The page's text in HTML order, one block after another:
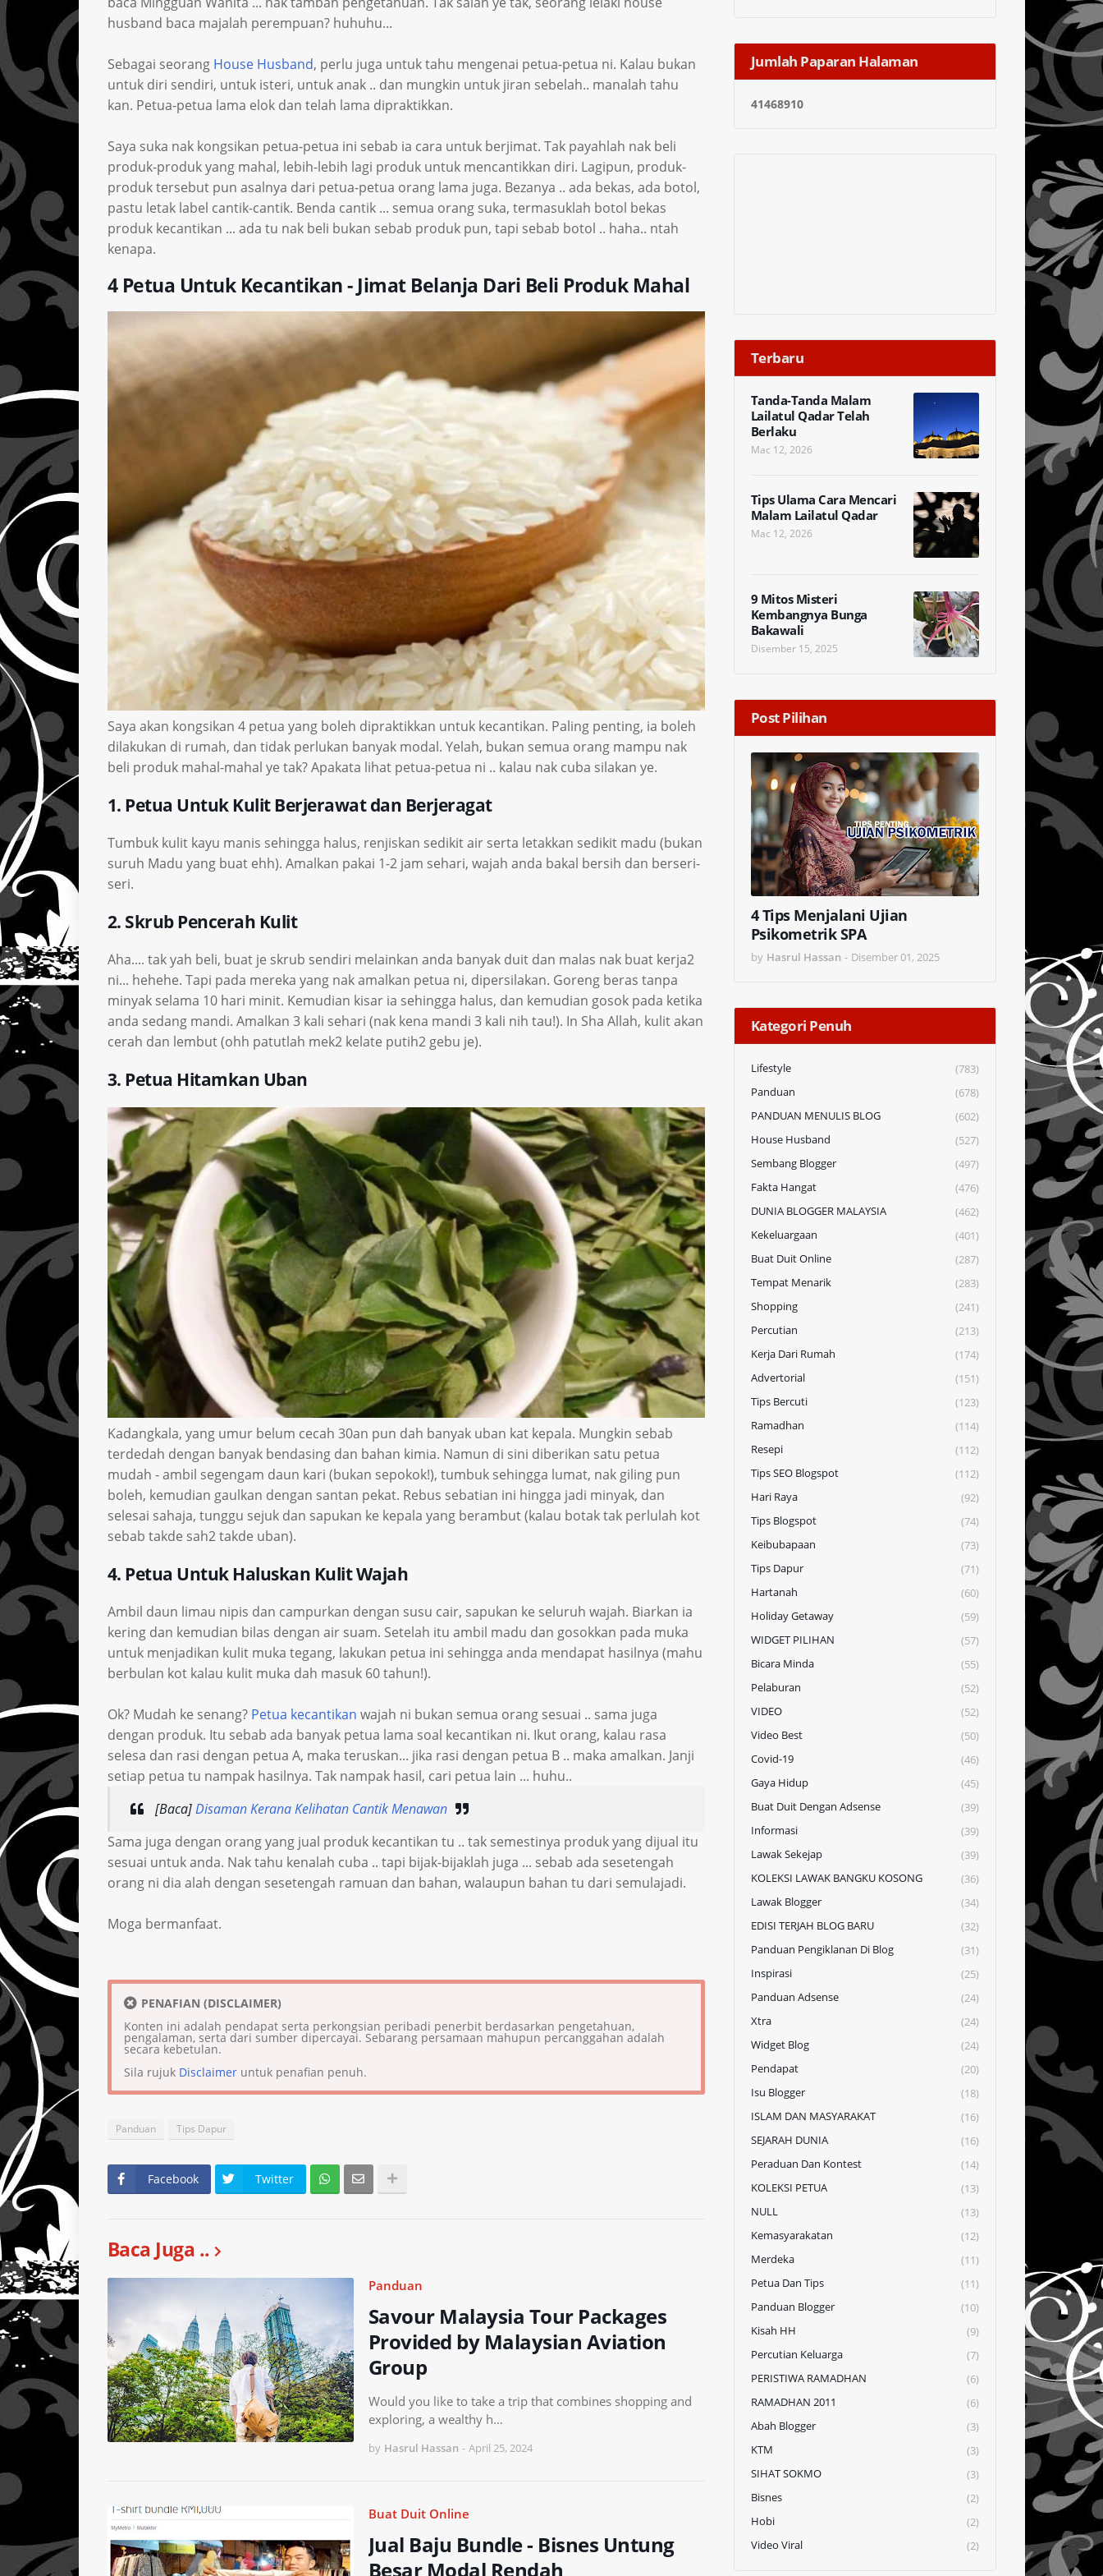
husband baca majalah perempuan? huhuhu...
Sebagai seorang House Husband, perlu juga untuk tahu mengenai petua-petua ni. Kalau bukan
untuk diri sendiri, untuk isteri, untuk anak .. dan mungkin untuk jiran sebelah.. manalah tahu
kan. Petua-petua lama elok dan telah lama dipraktikkan.
Saya suka nak kongsikan petua-petua ini sebab ia cara untuk berjimat. Tak payahlah nak beli
produk-produk yang mahal, lebih-lebih lagi produk untuk mencantikkan diri. Lagipun, produk-
produk tersebut pun asalnya dari petua-petua orang lama juga. Bezanya .. ada bekas, ada botol,
pastu letak label cantik-cantik. Benda cantik ... semua orang suka, termasuklah botol bekas
produk kecantikan ... ada tu nak beli bukan sebab produk pun, tapi sebab botol .. haha.. ntah
kenapa.
4 Petua Untuk Kecantikan - Jimat Belanja Dari Beli Produk Mahal
Saya akan kongsikan 4 petua yang boleh dipraktikkan untuk kecantikan. Paling penting, ia boleh
dilakukan di rumah, dan tidak perlukan banyak modal. Yelah, bukan semua orang mampu nak
beli produk mahal-mahal ye tak? Apakata lihat petua-petua ni .. kalau nak cuba silakan ye.
1. Petua Untuk Kulit Berjerawat dan Berjeragat
Tumbuk kulit kayu manis sehingga halus, renjiskan sedikit air serta letakkan sedikit madu (bukan
suruh Madu yang buat ehh). Amalkan pakai 1-2 jam sehari, wajah anda bakal bersih dan berseri-
seri.
2. Skrub Pencerah Kulit
Aha.... tak yah beli, buat je skrub sendiri melainkan anda banyak duit dan malas nak buat kerja2
ni... hehehe. Tapi pada mereka yang nak amalkan petua ni, dipersilakan. Goreng beras tanpa
minyak selama 10 hari minit. Kemudian kisar ia sehingga halus, dan kemudian gosok pada ketika
anda sedang mandi. Amalkan 3 kali sehari (nak kena mandi 3 kali nih tau!). In Sha Allah, kulit akan
cerah dan lembut (ohh patutlah mek2 kelate putih2 gebu je).
3. Petua Hitamkan Uban
Kadangkala, yang umur belum cecah 30an pun dah banyak uban kat kepala. Mungkin sebab
terdedah dengan banyak bendasing dan bahan kimia. Namun di sini diberikan satu petua
mudah - ambil segengam daun kari (bukan sepokok!), tumbuk sehingga lumat, nak giling pun
boleh, kemudian gaulkan dengan santan pekat. Rebus sebatian ini hingga jadi minyak, dan
selesai sahaja, tunggu sejuk dan sapukan ke kepala yang berambut (kalau botak tak perlulah kot
sebab takde sah2 takde uban).
4. Petua Untuk Haluskan Kulit Wajah
Ambil daun limau nipis dan campurkan dengan susu cair, sapukan ke seluruh wajah. Biarkan ia
kering dan kemudian bilas dengan air suam. Setelah itu ambil madu dan gosokkan pada muka
untuk menjadikan kulit muka tegang, lakukan petua ini sehingga anda mendapat hasilnya (mahu
berbulan kot kalau kulit muka dah masuk 60 tahun!).
Ok? Mudah ke senang? Petua kecantikan wajah ni bukan semua orang sesuai .. sama juga
dengan produk. Itu sebab ada banyak petua lama soal kecantikan ni. Ikut orang, kalau rasa
selesa dan rasi dengan petua A, maka teruskan... jika rasi dengan petua B .. maka amalkan. Janji
setiap petua tu nampak hasilnya. Tak nampak hasil, cari petua lain ... huhu..
[Baca]Disaman Kerana Kelihatan Cantik Menawan
Sama juga dengan orang yang jual produk kecantikan tu .. tak semestinya produk yang dijual itu
sesuai untuk anda. Nak tahu kenalah cuba .. tapi bijak-bijaklah juga ... sebab ada sesetengah
orang ni dia alah dengan sesetengah ramuan dan bahan, walaupun bahan tu dari semulajadi.
Moga bermanfaat.
PENAFIAN (DISCLAIMER)
Konten ini adalah pendapat serta perkongsian peribadi penerbit berdasarkan pengetahuan,
pengalaman, serta dari sumber dipercayai. Sebarang persamaan mahupun percanggahan adalah
secara kebetulan.
Sila rujuk Disclaimeruntuk penafian penuh.
Panduan Tips Dapur
Facebook Twitter
Baca Juga ..
Panduan
Savour Malaysia Tour Packages
Provided by Malaysian Aviation
Group
Would you like to take a trip that combines shopping and
exploring, a wealthy h…
by Hasrul Hassan - April 25, 2024
Buat Duit Online
Jual Baju Bundle - Bisnes Untung
Besar Modal Rendah
Jumlah Paparan Halaman
41468910
Terbaru
Tanda-Tanda Malam
Lailatul Qadar Telah
Berlaku
Mac 12, 2026
Tips Ulama Cara Mencari
Malam Lailatul Qadar
Mac 12, 2026
9 Mitos Misteri
Kembangnya Bunga
Bakawali
Disember 15, 2025
Post Pilihan
4 Tips Menjalani Ujian
Psikometrik SPA
by Hasrul Hassan - Disember 01, 2025
Kategori Penuh
Lifestyle
(783)
Panduan
(678)
PANDUAN MENULIS BLOG
(602)
House Husband
(527)
Sembang Blogger
(497)
Fakta Hangat
(476)
DUNIA BLOGGER MALAYSIA
(462)
Kekeluargaan
(401)
Buat Duit Online
(287)
Tempat Menarik
(283)
Shopping
(241)
Percutian
(213)
Kerja Dari Rumah
(174)
Advertorial
(151)
Tips Bercuti
(123)
Ramadhan
(114)
Resepi
(112)
Tips SEO Blogspot
(112)
Hari Raya
(92)
Tips Blogspot
(74)
Keibubapaan
(73)
Tips Dapur
(71)
Hartanah
(60)
Holiday Getaway
(59)
WIDGET PILIHAN
(57)
Bicara Minda
(55)
Pelaburan
(52)
VIDEO
(52)
Video Best
(50)
Covid-19
(46)
Gaya Hidup
(45)
Buat Duit Dengan Adsense
(39)
Informasi
(39)
Lawak Sekejap
(39)
KOLEKSI LAWAK BANGKU KOSONG
(36)
Lawak Blogger
(34)
EDISI TERJAH BLOG BARU
(32)
Panduan Pengiklanan Di Blog
(31)
Inspirasi
(25)
Panduan Adsense
(24)
Xtra
(24)
Widget Blog
(24)
Pendapat
(20)
Isu Blogger
(18)
ISLAM DAN MASYARAKAT
(16)
SEJARAH DUNIA
(16)
Peraduan Dan Kontest
(14)
KOLEKSI PETUA
(13)
NULL
(13)
Kemasyarakatan
(12)
Merdeka
(11)
Petua Dan Tips
(11)
Panduan Blogger
(10)
Kisah HH
(9)
Percutian Keluarga
(7)
PERISTIWA RAMADHAN
(6)
RAMADHAN 2011
(6)
Abah Blogger
(3)
KTM
(3)
SIHAT SOKMO
(3)
Bisnes
(2)
Hobi
(2)
Video Viral
(2)